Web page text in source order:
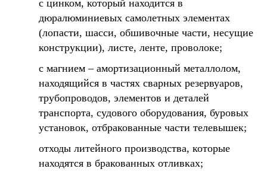
с цинком, который находится в
дюралюминиевых самолетных элементах
(лопасти, шасси, обшивочные части, несущие
конструкции), листе, ленте, проволоке;
с магнием – амортизационный металлолом,
находящийся в частях сварных резервуаров,
трубопроводов, элементов и деталей
транспорта, судового оборудования, буровых
установок, отбракованные части телевышек;
отходы литейного производства, которые
находятся в бракованных отливках;